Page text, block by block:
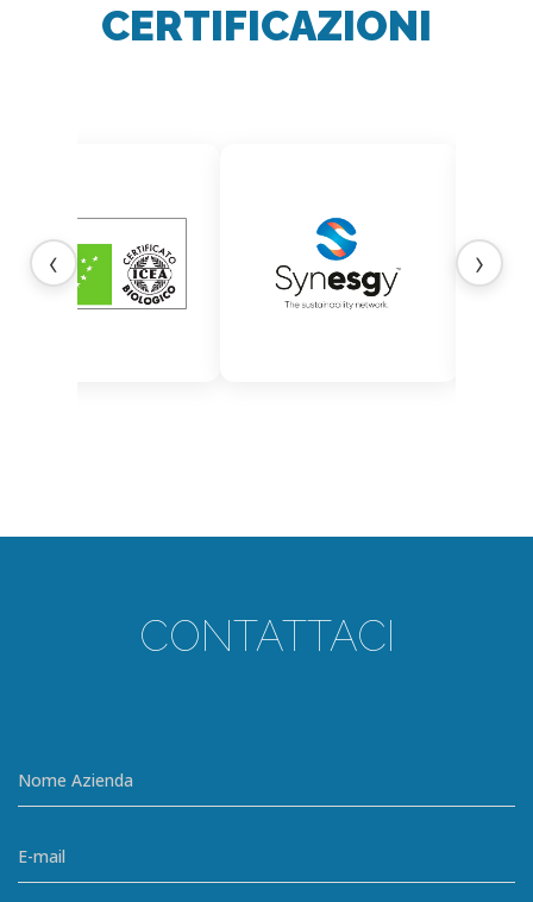
CERTIFICAZIONI
‹ ›
CONTATTACI